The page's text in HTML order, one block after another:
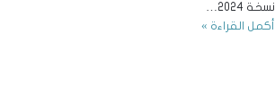
نسخة 2024…
أكمل القراءة »